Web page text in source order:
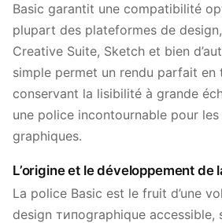
Basic garantit une compatibilité
plupart des plateformes de
Creative Suite, Sketch et bien
simple permet un rendu parfait
conservant la lisibilité à grande
une police incontournable pour
graphiques.
L’origine et le développement de
La police Basic est le fruit d’une
design типographique accessible,